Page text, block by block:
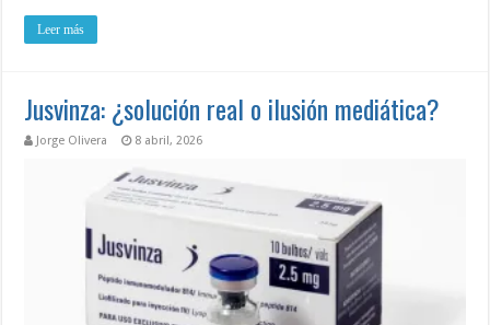
Leer más
Jusvinza: ¿solución real o ilusión mediática?
Jorge Olivera 8 abril, 2026